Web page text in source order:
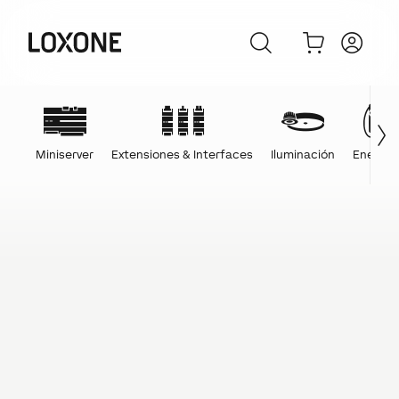
Miniserver Extensiones & Interfaces Iluminación Energía